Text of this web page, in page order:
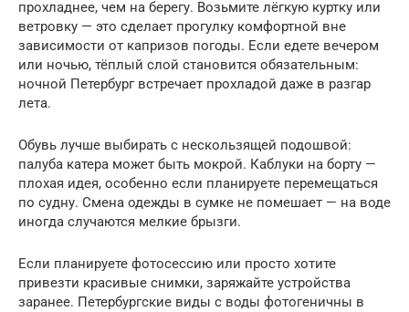
прохладнее, чем на берегу. Возьмите лёгкую куртку или
ветровку — это сделает прогулку комфортной вне
зависимости от капризов погоды. Если едете вечером
или ночью, тёплый слой становится обязательным:
ночной Петербург встречает прохладой даже в разгар
лета.
Обувь лучше выбирать с нескользящей подошвой:
палуба катера может быть мокрой. Каблуки на борту —
плохая идея, особенно если планируете перемещаться
по судну. Смена одежды в сумке не помешает — на воде
иногда случаются мелкие брызги.
Если планируете фотосессию или просто хотите
привезти красивые снимки, заряжайте устройства
заранее. Петербургские виды с воды фотогеничны в